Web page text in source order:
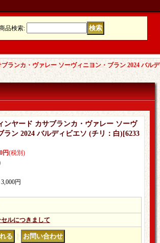
品検索:
ランカ・ヴァレー ソーヴィニヨン・ブラン 2024 バルデ
ンヤード カサブランカ・ヴァレー ソーヴ
ラン 2024 バルディビエソ (チリ：白)[6233
円(税別)
3,000円
ルにつきまして